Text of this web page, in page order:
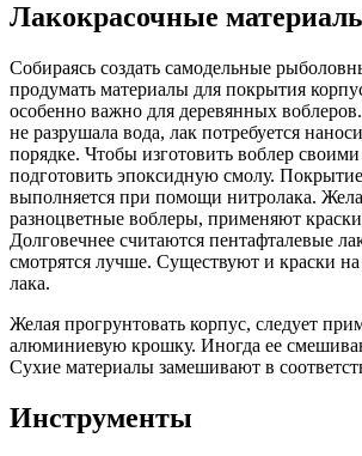
Лакокрасочные
Собираясь создать самодельные
продумать материалы для покрытия
особенно важно для деревянных
не разрушала вода, лак потребуется
порядке. Чтобы изготовить воблер своими
подготовить эпоксидную смолу.
выполняется при помощи нитролака.
разноцветные воблеры, применяют
Долговечнее считаются пентафталевые
смотрятся лучше. Существуют и краски
лака.
Желая прогрунтовать корпус, следует
алюминиевую крошку. Иногда ее
Сухие материалы замешивают в
Инструменты